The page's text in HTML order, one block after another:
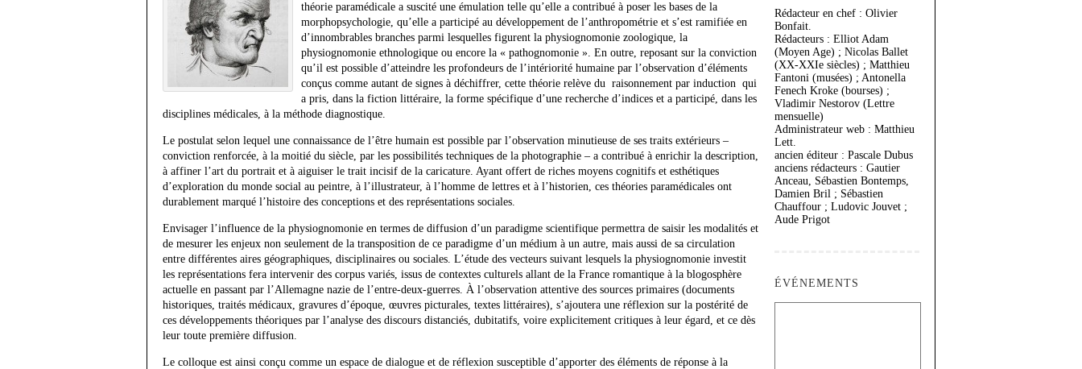
théorie paramédicale a suscité une émulation telle qu’elle a contribué à poser les bases de la
morphopsychologie, qu’elle a participé au développement de l’anthropométrie et s’est ramifiée en
d’innombrables branches parmi lesquelles figurent la physiognomonie zoologique, la
physiognomonie ethnologique ou encore la « pathognomonie ». En outre, reposant sur la conviction
qu’il est possible d’atteindre les profondeurs de l’intériorité humaine par l’observation d’éléments
conçus comme autant de signes à déchiffrer, cette théorie relève du raisonnement par induction qui
a pris, dans la fiction littéraire, la forme spécifique d’une recherche d’indices et a participé, dans les
disciplines médicales, à la méthode diagnostique.
Le postulat selon lequel une connaissance de l’être humain est possible par l’observation minutieuse de ses traits extérieurs –
conviction renforcée, à la moitié du siècle, par les possibilités techniques de la photographie – a contribué à enrichir la description,
à affiner l’art du portrait et à aiguiser le trait incisif de la caricature. Ayant offert de riches moyens cognitifs et esthétiques
d’exploration du monde social au peintre, à l’illustrateur, à l’homme de lettres et à l’historien, ces théories paramédicales ont
durablement marqué l’histoire des conceptions et des représentations sociales.
Envisager l’influence de la physiognomonie en termes de diffusion d’un paradigme scientifique permettra de saisir les modalités et
de mesurer les enjeux non seulement de la transposition de ce paradigme d’un médium à un autre, mais aussi de sa circulation
entre différentes aires géographiques, disciplinaires ou sociales. L’étude des vecteurs suivant lesquels la physiognomonie investit
les représentations fera intervenir des corpus variés, issus de contextes culturels allant de la France romantique à la blogosphère
actuelle en passant par l’Allemagne nazie de l’entre-deux-guerres. À l’observation attentive des sources primaires (documents
historiques, traités médicaux, gravures d’époque, œuvres picturales, textes littéraires), s’ajoutera une réflexion sur la postérité de
ces développements théoriques par l’analyse des discours distanciés, dubitatifs, voire explicitement critiques à leur égard, et ce dès
leur toute première diffusion.
Le colloque est ainsi conçu comme un espace de dialogue et de réflexion susceptible d’apporter des éléments de réponse à la
Rédacteur en chef : Olivier
Bonfait.
Rédacteurs : Elliot Adam
(Moyen Age) ; Nicolas Ballet
(XX-XXIe siècles) ; Matthieu
Fantoni (musées) ; Antonella
Fenech Kroke (bourses) ;
Vladimir Nestorov (Lettre
mensuelle)
Administrateur web : Matthieu
Lett.
ancien éditeur : Pascale Dubus
anciens rédacteurs : Gautier
Anceau, Sébastien Bontemps,
Damien Bril ; Sébastien
Chauffour ; Ludovic Jouvet ;
Aude Prigot
ÉVÉNEMENTS